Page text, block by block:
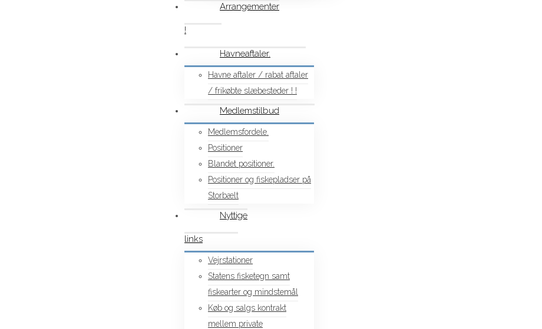
Arrangementer
!
Havneaftaler.
Havne aftaler / rabat aftaler
/ frikøbte slæbesteder ! !
Medlemstilbud
Medlemsfordele.
Positioner
Blandet positioner.
Positioner og fiskepladser på
Storbælt
Nyttige
links
Vejrstationer
Statens fisketegn samt
fiskearter og mindstemål
Køb og salgs kontrakt
mellem private